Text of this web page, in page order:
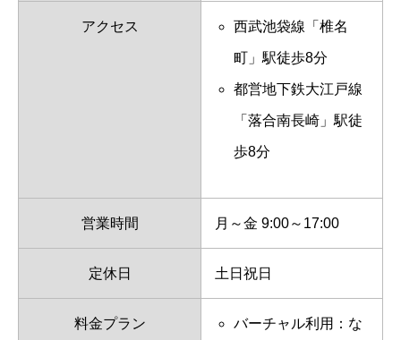
アクセス 西武池袋線「椎名
町」駅徒歩8分
都営地下鉄大江戸線
「落合南長崎」駅徒
歩8分
営業時間 月～金 9:00～17:00
定休日 土日祝日
料金プラン バーチャル利用：な